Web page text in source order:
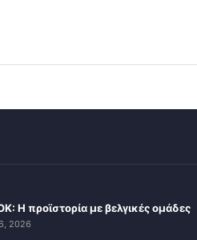
Η προϊστορία με βελγικές ομάδες
2026